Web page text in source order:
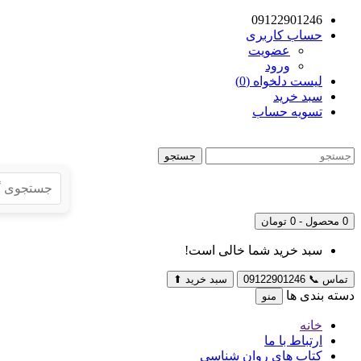
09122901246
حساب کاربری
عضویت
ورود
لیست دلخواه (0)
سبد خرید
تسویه حساب
جستجو
0 محصول - 0 تومان
سبد خرید شما خالی است!
تماس 📞
09122901246 سبد خرید ⬆
دسته بندی ها منو
خانه
ارتباط با ما
کتاب های روان شناسی